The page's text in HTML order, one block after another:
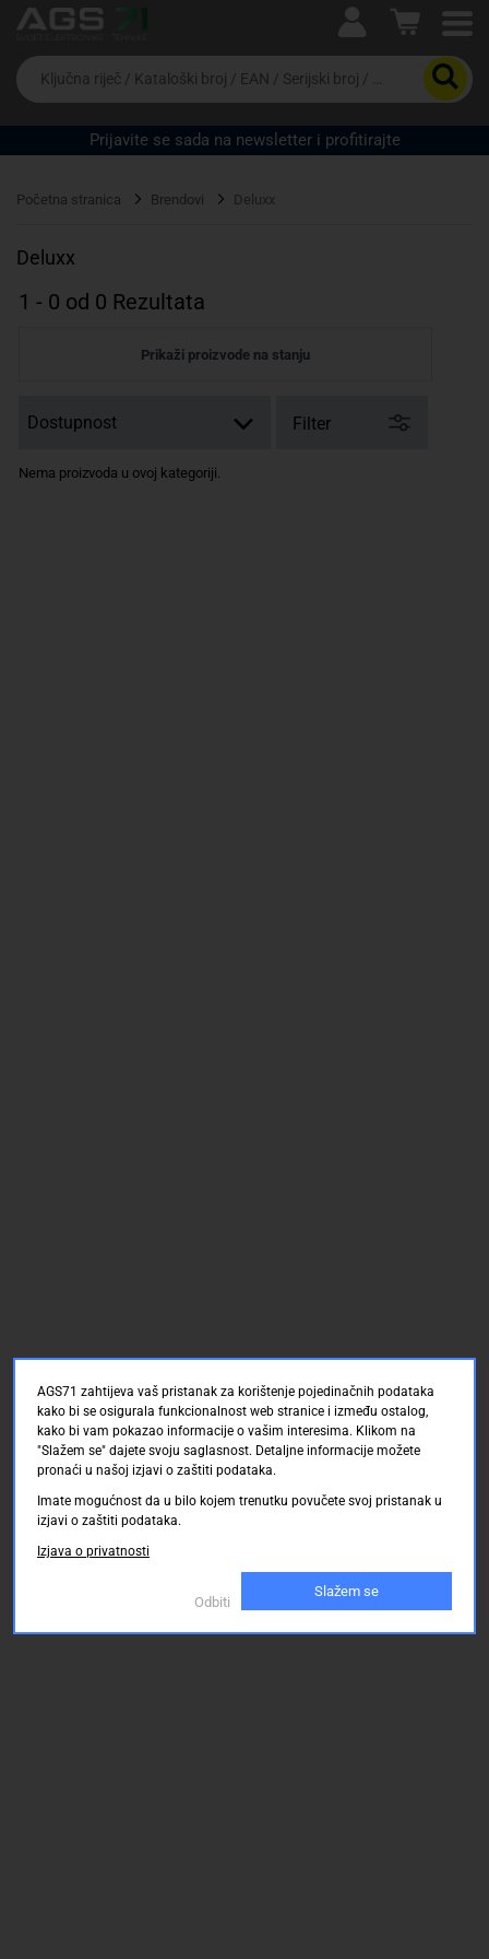
Ova postavka prilagođava asortiman proizvoda i
cijene vašim potrebama.
Da
biste
potražili
proizvod,
unesite
riječ,
EAN
serijski
Prijavite se sada na newsletter i profitirajte
Početna stranica Brendovi Deluxx
Deluxx
1 - 0 od 0 Rezultata
Prikaži proizvode na stanju
Filter
Nema proizvoda u ovoj kategoriji.
AGS71 zahtijeva vaš pristanak za korištenje pojedinačnih podataka
kako bi se osigurala funkcionalnost web stranice i između ostalog,
kako bi vam pokazao informacije o vašim interesima. Klikom na
"Slažem se" dajete svoju saglasnost. Detaljne informacije možete
pronaći u našoj izjavi o zaštiti podataka.
Imate mogućnost da u bilo kojem trenutku povučete svoj pristanak u
izjavi o zaštiti podataka.
Izjava o privatnosti
Odbiti
Slažem se